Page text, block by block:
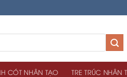
CÓT NHÂN TẠO TRE TRÚC NHÂN